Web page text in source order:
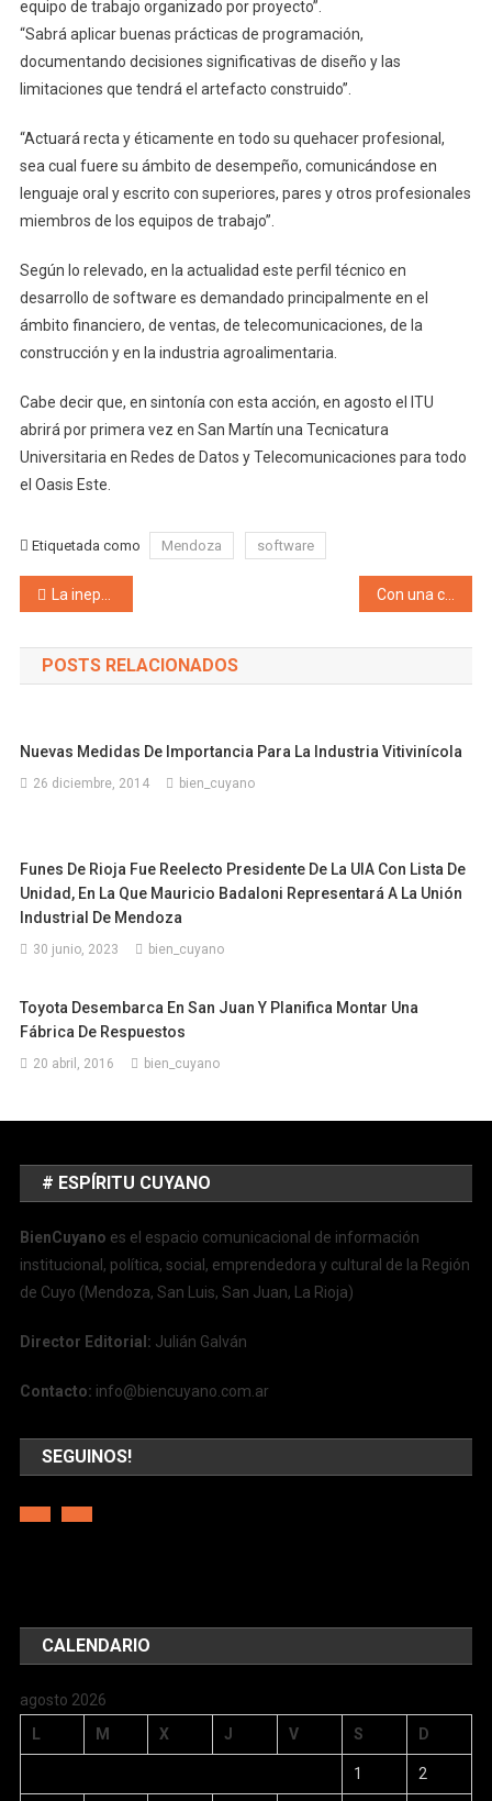
equipo de trabajo organizado por proyecto”.
“Sabrá aplicar buenas prácticas de programación,
documentando decisiones significativas de diseño y las
limitaciones que tendrá el artefacto construido”.
“Actuará recta y éticamente en todo su quehacer profesional,
sea cual fuere su ámbito de desempeño, comunicándose en
lenguaje oral y escrito con superiores, pares y otros profesionales
miembros de los equipos de trabajo”.
Según lo relevado, en la actualidad este perfil técnico en
desarrollo de software es demandado principalmente en el
ámbito financiero, de ventas, de telecomunicaciones, de la
construcción y en la industria agroalimentaria.
Cabe decir que, en sintonía con esta acción, en agosto el ITU
abrirá por primera vez en San Martín una Tecnicatura
Universitaria en Redes de Datos y Telecomunicaciones para todo
el Oasis Este.
Etiquetada como Mendoza software
Navegación de entradas
La ineptitud ya camina! Le cantaron feliz cumpleaños a los dos puentes caídos de la Ruta Nacional 40 en la que nadie hace nada
POSTS RELACIONADOS
Nuevas Medidas De Importancia Para La Industria Vitivinícola
26 diciembre, 2014 bien_cuyano
Funes De Rioja Fue Reelecto Presidente De La UIA Con Lista De
Unidad, En La Que Mauricio Badaloni Representará A La Unión
Industrial De Mendoza
30 junio, 2023 bien_cuyano
Toyota Desembarca En San Juan Y Planifica Montar Una
Fábrica De Respuestos
20 abril, 2016 bien_cuyano
# ESPÍRITU CUYANO
BienCuyano es el espacio comunicacional de información
institucional, política, social, emprendedora y cultural de la Región
de Cuyo (Mendoza, San Luis, San Juan, La Rioja)
Director Editorial: Julián Galván
Contacto: info@biencuyano.com.ar
SEGUINOS!
CALENDARIO
agosto 2026
L
M X J V S D
1 2